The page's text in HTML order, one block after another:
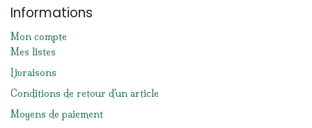
Informations
Mon compte
Mes listes
Livraisons
Conditions de retour d'un article
Moyens de paiement